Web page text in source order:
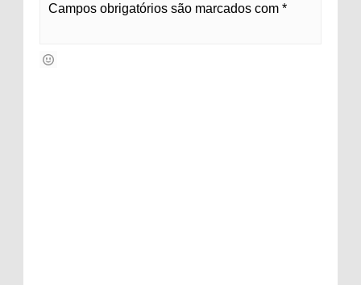
Campos obrigatórios são marcados com *